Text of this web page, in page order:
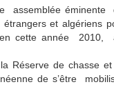
assemblée
et algériens
cette année 2010,
Réserve de chasse
de s’être